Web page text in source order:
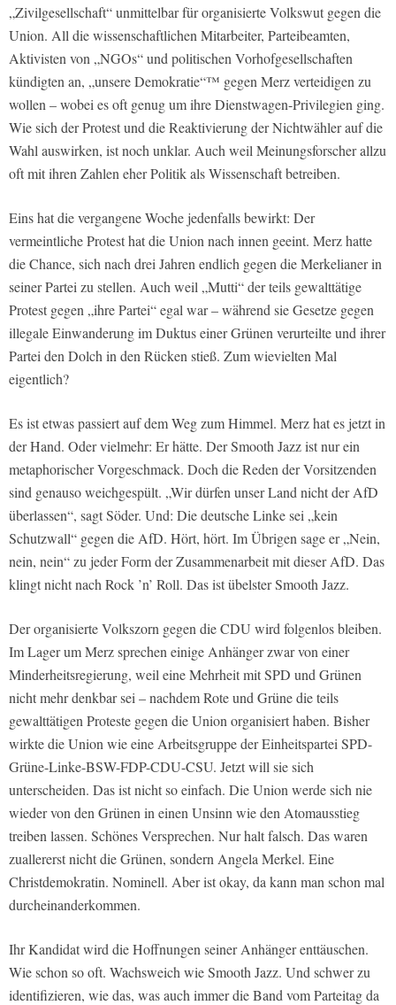
„Zivilgesellschaft“ unmittelbar für organisierte Volkswut gegen die
Union. All die wissenschaftlichen Mitarbeiter, Parteibeamten,
Aktivisten von „NGOs“ und politischen Vorhofgesellschaften
kündigten an, „unsere Demokratie“™ gegen Merz verteidigen zu
wollen – wobei es oft genug um ihre Dienstwagen-Privilegien ging.
Wie sich der Protest und die Reaktivierung der Nichtwähler auf die
Wahl auswirken, ist noch unklar. Auch weil Meinungsforscher allzu
oft mit ihren Zahlen eher Politik als Wissenschaft betreiben.
Eins hat die vergangene Woche jedenfalls bewirkt: Der
vermeintliche Protest hat die Union nach innen geeint. Merz hatte
die Chance, sich nach drei Jahren endlich gegen die Merkelianer in
seiner Partei zu stellen. Auch weil „Mutti“ der teils gewalttätige
Protest gegen „ihre Partei“ egal war – während sie Gesetze gegen
illegale Einwanderung im Duktus einer Grünen verurteilte und ihrer
Partei den Dolch in den Rücken stieß. Zum wievielten Mal
eigentlich?
Es ist etwas passiert auf dem Weg zum Himmel. Merz hat es jetzt in
der Hand. Oder vielmehr: Er hätte. Der Smooth Jazz ist nur ein
metaphorischer Vorgeschmack. Doch die Reden der Vorsitzenden
sind genauso weichgespült. „Wir dürfen unser Land nicht der AfD
überlassen“, sagt Söder. Und: Die deutsche Linke sei „kein
Schutzwall“ gegen die AfD. Hört, hört. Im Übrigen sage er „Nein,
nein, nein“ zu jeder Form der Zusammenarbeit mit dieser AfD. Das
klingt nicht nach Rock ’n’ Roll. Das ist übelster Smooth Jazz.
Der organisierte Volkszorn gegen die CDU wird folgenlos bleiben.
Im Lager um Merz sprechen einige Anhänger zwar von einer
Minderheitsregierung, weil eine Mehrheit mit SPD und Grünen
nicht mehr denkbar sei – nachdem Rote und Grüne die teils
gewalttätigen Proteste gegen die Union organisiert haben. Bisher
wirkte die Union wie eine Arbeitsgruppe der Einheitspartei SPD-
Grüne-Linke-BSW-FDP-CDU-CSU. Jetzt will sie sich
unterscheiden. Das ist nicht so einfach. Die Union werde sich nie
wieder von den Grünen in einen Unsinn wie den Atomausstieg
treiben lassen. Schönes Versprechen. Nur halt falsch. Das waren
zuallererst nicht die Grünen, sondern Angela Merkel. Eine
Christdemokratin. Nominell. Aber ist okay, da kann man schon mal
durcheinanderkommen.
Ihr Kandidat wird die Hoffnungen seiner Anhänger enttäuschen.
Wie schon so oft. Wachsweich wie Smooth Jazz. Und schwer zu
identifizieren, wie das, was auch immer die Band vom Parteitag da